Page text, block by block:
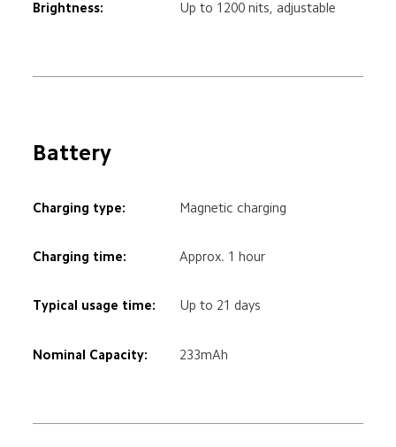
Brightness: Up to 1200 nits, adjustable
Battery
Charging type: Magnetic charging
Charging time: Approx. 1 hour
Typical usage time: Up to 21 days
Nominal Capacity: 233mAh